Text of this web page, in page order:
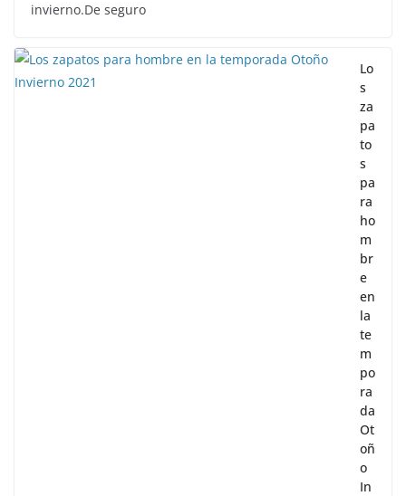
invierno.De seguro
Lo
s
za
pa
to
s
pa
ra
ho
m
br
e
en
la
te
m
po
ra
da
Ot
oñ
o
In